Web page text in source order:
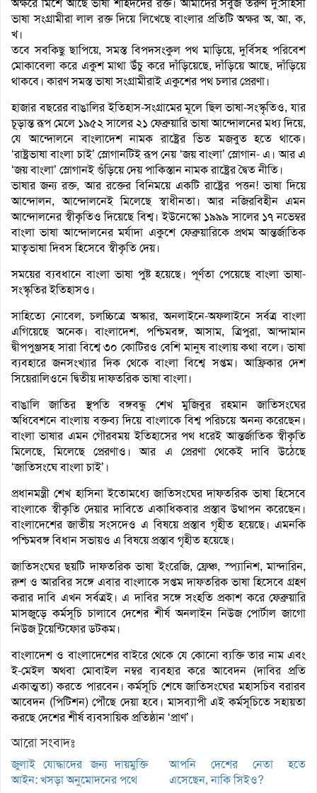
অক্ষরে মিশে আছে ভাষা শহিদদের রক্ত। আমাদের সবুজ তরুণ দু:সাহসী
ভাষা সংগ্রামীরা লাল রক্ত দিয়ে লিখেছে বাংলার প্রতিটি অক্ষর অ, আ, ক,
খ।
তবে সবকিছু ছাপিয়ে, সমস্ত বিপদসংকুল পথ মাড়িয়ে, দুর্বিসহ পরিবেশ
মোকাবেলা করে একুশ মাথা উঁচু করে দাঁড়িয়েছে, দাঁড়িয়ে আছে, দাঁড়িয়ে
থাকবে। কারণ সমস্ত ভাষা সংগ্রামীরাই একুশের পথ চলার প্রেরণা।
হাজার বছরের বাঙালির ইতিহাস-সংগ্রামের মূলে ছিল ভাষা-সংস্কৃতিও, যার
চূড়ান্ত রূপ মেলে ১৯৫২ সালের ২১ ফেব্রুয়ারি ভাষা আন্দোলনের মধ্য দিয়ে,
যে আন্দোলনে বাংলাদেশ নামক রাষ্ট্রের ভিত মজবুত হতে থাকে।
‘রাষ্ট্রভাষা বাংলা চাই’ স্লোগানটিই রূপ নেয় ‘জয় বাংলা’ স্লোগান- এ। আর এ
‘জয় বাংলা’ স্লোগানই গুঁড়িয়ে দেয় পাকিস্তান নামক রাষ্ট্রের দ্বৈত নীতি।
ভাষার জন্য রক্ত, আর রক্তের বিনিময়ে একটি রাষ্ট্রের পত্তন! ভাষা দিয়ে
আন্দোলন, আন্দোলনেই মিলেছে স্বাধীনতা। আর নজিরবিহীন এমন
আন্দোলনের স্বীকৃতিও দিয়েছে বিশ্ব। ইউনেস্কো ১৯৯৯ সালের ১৭ নভেম্বর
বাংলা ভাষা আন্দোলনের মর্যাদা একুশে ফেব্রুয়ারিকে প্রথম আন্তর্জাতিক
মাতৃভাষা দিবস হিসেবে স্বীকৃতি দেয়।
সময়ের ব্যবধানে বাংলা ভাষা পুষ্ট হয়েছে। পূর্ণতা পেয়েছে বাংলা ভাষা-
সংস্কৃতির ইতিহাসও।
সাহিত্যে নোবেল, চলচ্চিত্রে অস্কার, অনলাইনে-অফলাইনে সর্বত্র বাংলা
এগিয়েছে অনেক। বাংলাদেশ, পশ্চিমবঙ্গ, আসাম, ত্রিপুরা, আন্দামান
দ্বীপপুঞ্জসহ সারা বিশ্বে ৩০ কোটিরও বেশি মানুষ বাংলায় কথা বলে। ভাষা
ব্যবহারে জনসংখ্যার দিক থেকে বাংলা বিশ্বে সপ্তম। আফ্রিকার দেশ
সিয়েরালিওনে দ্বিতীয় দাফতরিক ভাষা বাংলা।
বাঙালি জাতির স্থপতি বঙ্গবন্ধু শেখ মুজিবুর রহমান জাতিসংঘের
অধিবেশনে বাংলায় বক্তব্য দিয়ে বাংলাকে বিশ্ব পরিচয়ে অনন্য করেছেন।
বাংলা ভাষার এমন গৌরবময় ইতিহাসের পথ ধরেই আন্তর্জাতিক স্বীকৃতি
মিলেছে, মিলেছে প্রেরণাও। আর এ প্রেরণা থেকেই দাবি উঠেছে
‘জাতিসংঘে বাংলা চাই’।
প্রধানমন্ত্রী শেখ হাসিনা ইতোমধ্যে জাতিসংঘের দাফতরিক ভাষা হিসেবে
বাংলাকে স্বীকৃতি দেয়ার দাবিতে একাধিকবার প্রস্তাব উত্থাপন করেছেন।
বাংলাদেশের জাতীয় সংসদেও এ বিষয়ে প্রস্তাব গৃহীত হয়েছে। এমনকি
পশ্চিমবঙ্গ বিধান সভায়ও এ বিষয়ে প্রস্তাব গৃহীত হয়েছে।
জাতিসংঘের ছয়টি দাফতরিক ভাষা ইংরেজি, ফ্রেঞ্চ, স্প্যানিশ, মান্দারিন,
রুশ ও আরবির সঙ্গে এবার বাংলাকে সপ্তম দাফতরিক ভাষা হিসেবে গ্রহণ
করার দাবি এখন সর্বত্রই। এ দাবির সঙ্গে সংহতি প্রকাশ করে ফেব্রুয়ারি
মাসজুড়ে কর্মসূচি চালাবে দেশের শীর্ষ অনলাইন নিউজ পোর্টাল জাগো
নিউজ টুয়েন্টিফোর ডটকম।
বাংলাদেশ ও বাংলাদেশের বাইরে থেকে যে কোনো ব্যক্তি তার নাম এবং
ই-মেইল অথবা মোবাইল নম্বর ব্যবহার করে আবেদন (দাবির প্রতি
একাত্মতা) করতে পারবেন। কর্মসূচি শেষে জাতিসংঘের মহাসচিব বরারব
আবেদন (পিটিশন) পৌঁছে দেয়া হবে। মাসব্যাপী এই কর্মসূচিতে সহায়তা
করছে দেশের শীর্ষ ব্যবসায়িক প্রতিষ্ঠান ‘প্রাণ’।
আরো সংবাদঃ
জুলাই যোদ্ধাদের জন্য দায়মুক্তি
আইন: খসড়া অনুমোদনের পথে
আপনি দেশের নেতা হতে
এসেছেন, নাকি সিইও?